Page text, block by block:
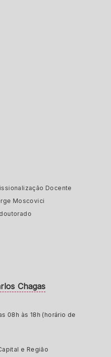
Docente
Moscovici
Chagas
08h às 18h (horário de
e Região